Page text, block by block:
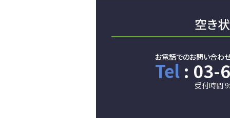
空き
お電話でのお問い合わ
Tel : 03-
受付時間